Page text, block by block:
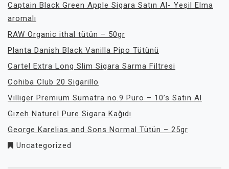
Captain Black Green Apple Sigara Satın Al- Yeşil Elma
aromalı
RAW Organic ithal tütün – 50gr
Planta Danish Black Vanilla Pipo Tütünü
Cartel Extra Long Slim Sigara Sarma Filtresi
Cohiba Club 20 Sigarillo
Villiger Premium Sumatra no.9 Puro – 10’s Satın Al
Gizeh Naturel Pure Sigara Kağıdı
George Karelias and Sons Normal Tütün – 25gr
Uncategorized